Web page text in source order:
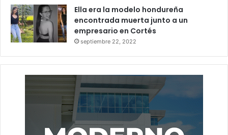
Ella era la modelo hondureña
encontrada muerta junto a un
empresario en Cortés
septiembre 22, 2022